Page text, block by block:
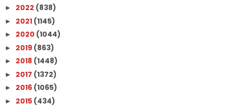
► 2022 (838)
► 2021 (1145)
► 2020 (1044)
► 2019 (863)
► 2018 (1448)
► 2017 (1372)
► 2016 (1065)
► 2015 (434)